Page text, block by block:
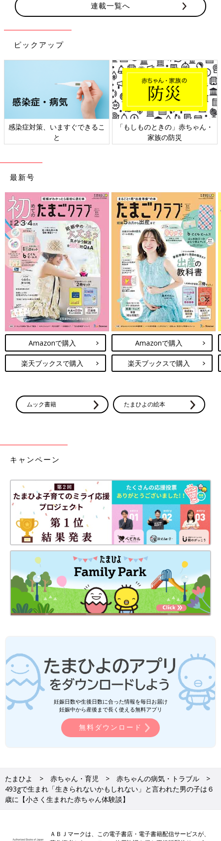
連載一覧へ
ピックアップ
感染症対策、いますぐできるこ
と
「もしものときの」赤ちゃん・
家族の防災
最新号
Amazonで購入
楽天ブックスで購入
Amazonで購入
楽天ブックスで購入
ムック書籍 たまひよの絵本
キャンペーン
妊娠日数や生後日数に合った情報を毎日お届け
妊娠中から産後まで長く使える無料アプリ
無料ダウンロード
たまひよ 赤ちゃん・育児
赤ちゃんの病気・トラブル
493gで生まれ「生きられないかもしれない」と言われた男の子は６
歳に【小さく生まれた赤ちゃん体験談】
ＡＢＪマークは、この電子書店・電子書籍配信サービスが、